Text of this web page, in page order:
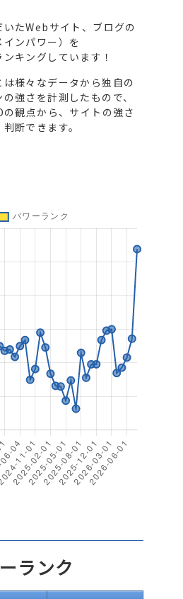
たWebサイト、ブログの
ンパワー）を
キングしています！
は様々なデータから独自の
強さを計測したもので、
観点から、サイトの強さ
断できます。
ランク